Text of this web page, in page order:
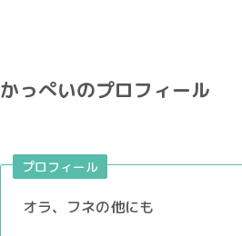
かっぺいのプロフィール
プロフィール
オラ、フネの他にも